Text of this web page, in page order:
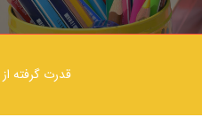
قدرت گرفته از